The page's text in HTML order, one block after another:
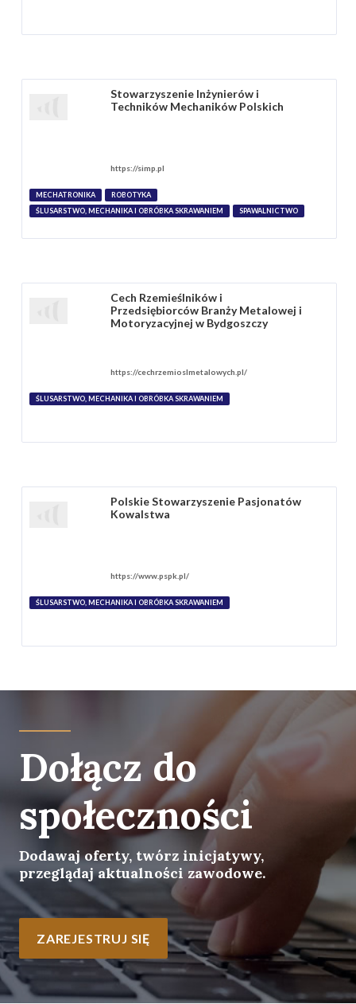
Stowarzyszenie Inżynierów i
Techników Mechaników Polskich
https://simp.pl
MECHATRONIKA
ROBOTYKA
ŚLUSARSTWO, MECHANIKA I OBRÓBKA SKRAWANIEM
SPAWALNICTWO
Cech Rzemieślników i
Przedsiębiorców Branży Metalowej i
Motoryzacyjnej w Bydgoszczy
https://cechrzemioslmetalowych.pl/
ŚLUSARSTWO, MECHANIKA I OBRÓBKA SKRAWANIEM
Polskie Stowarzyszenie Pasjonatów
Kowalstwa
https://www.pspk.pl/
ŚLUSARSTWO, MECHANIKA I OBRÓBKA SKRAWANIEM
Dołącz do
społeczności
Dodawaj oferty, twórz inicjatywy,
przeglądaj aktualności zawodowe.
ZAREJESTRUJ SIĘ